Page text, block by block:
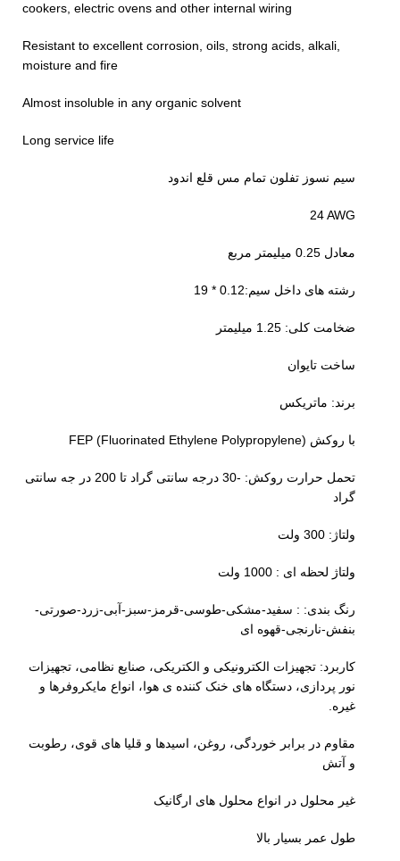
cookers, electric ovens and other internal wiring
Resistant to excellent corrosion, oils, strong acids, alkali,
moisture and fire
Almost insoluble in any organic solvent
Long service life
سیم نسوز تفلون تمام مس قلع اندود
24 AWG
معادل 0.25 میلیمتر مربع
رشته های داخل سیم:0.12 * 19
ضخامت کلی: 1.25 میلیمتر
ساخت تایوان
برند: ماتریکس
با روکش (FEP (Fluorinated Ethylene Polypropylene
تحمل حرارت روکش: -30 درجه سانتی گراد تا 200 در جه سانتی
گراد
ولتاژ: 300 ولت
ولتاژ لحظه ای : 1000 ولت
رنگ بندی: : سفید-مشکی-طوسی-قرمز-سبز-آبی-زرد-صورتی-
بنفش-نارنجی-قهوه ای
کاربرد: تجهیزات الکترونیکی و الکتریکی، صنایع نظامی، تجهیزات
نور پردازی، دستگاه های خنک کننده ی هوا، انواع مایکروفرها و
غیره.
مقاوم در برابر خوردگی، روغن، اسیدها و قلیا های قوی، رطوبت
و آتش
غیر محلول در انواع محلول های ارگانیک
طول عمر بسیار بالا